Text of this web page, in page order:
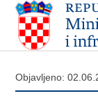
Objavljeno: